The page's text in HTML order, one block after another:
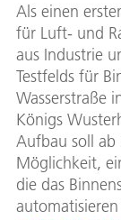
Als einen
für Luft- und
aus Industrie
Testfelds für
Wasserstraße
Königs
Aufbau soll
Möglichkeit,
die das